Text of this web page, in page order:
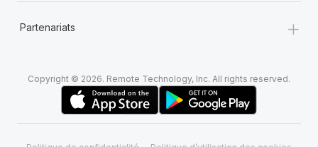
Partenariats +
Copyright © 2026. Remote Technology, Inc. All rights reserved.